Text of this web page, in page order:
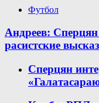
Футбол
Андреев: Сперцян
расистские
Сперцян